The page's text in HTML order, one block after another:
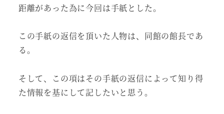
距離があった為に今回は手紙とした。
この手紙の返信を頂いた人物は、同館の館長であ
る。
そして、この項はその手紙の返信によって知り得
た情報を基にして記したいと思う。